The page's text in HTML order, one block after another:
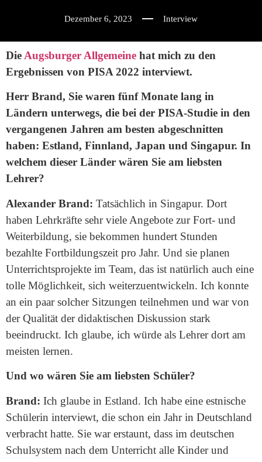
Dezember 6, 2023 Interview
Die Augsburger Allgemeine hat mich zu den
Ergebnissen von PISA 2022 interviewt.
Herr Brand, Sie waren fünf Monate lang in
Ländern unterwegs, die bei der PISA-Studie in den
vergangenen Jahren am besten abgeschnitten
haben: Estland, Finnland, Japan und Singapur. In
welchem dieser Länder wären Sie am liebsten
Lehrer?
Alexander Brand: Tatsächlich in Singapur. Dort
haben Lehrkräfte sehr viele Angebote zur Fort- und
Weiterbildung, sie bekommen hundert Stunden
bezahlte Fortbildungszeit pro Jahr. Und sie planen
Unterrichtsprojekte im Team, das ist natürlich auch eine
tolle Möglichkeit, sich weiterzuentwickeln. Ich konnte
an ein paar solcher Sitzungen teilnehmen und war von
der Qualität der didaktischen Diskussion stark
beeindruckt. Ich glaube, ich würde als Lehrer dort am
meisten lernen.
Und wo wären Sie am liebsten Schüler?
Brand: Ich glaube in Estland. Ich habe eine estnische
Schülerin interviewt, die schon ein Jahr in Deutschland
verbracht hatte. Sie war erstaunt, dass im deutschen
Schulsystem nach dem Unterricht alle Kinder und